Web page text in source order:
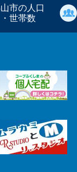
市の人口
・世帯数